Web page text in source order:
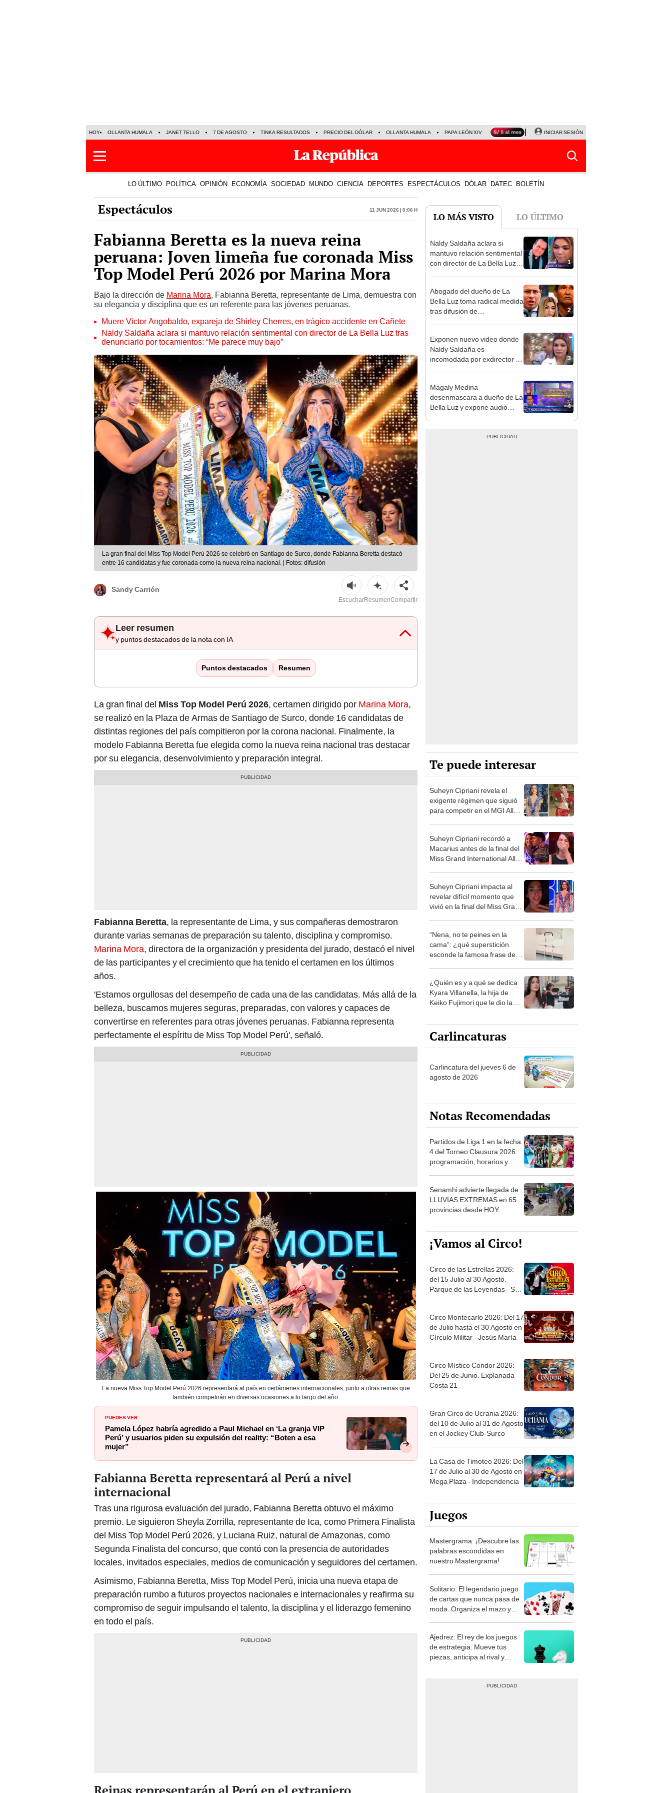
HOY OLLANTA HUMALA JANET TELLO 7 DE AGOSTO TINKA RESULTADOS PRECIO DEL DÓLAR OLLANTA HUMALA PAPA LEÓN XIV NALDY SALDAÑA LA BELLA LUZ
INICIAR SESIÓN
LO ÚLTIMO POLÍTICA OPINIÓN ECONOMÍA SOCIEDAD MUNDO CIENCIA DEPORTES ESPECTÁCULOS DÓLAR DATEC BOLETÍN
Espectáculos 11 Jun 2026 | 0:06 h
Fabianna Beretta es la nueva reina
peruana: Joven limeña fue coronada Miss
Top Model Perú 2026 por Marina Mora
Bajo la dirección de Marina Mora, Fabianna Beretta, representante de Lima, demuestra con
su elegancia y disciplina que es un referente para las jóvenes peruanas.
Muere Víctor Angobaldo, expareja de Shirley Cherres, en trágico accidente en Cañete
Naldy Saldaña aclara si mantuvo relación sentimental con director de La Bella Luz tras
denunciarlo por tocamientos: “Me parece muy bajo”
La gran final del Miss Top Model Perú 2026 se celebró en Santiago de Surco, donde Fabianna Beretta destacó
entre 16 candidatas y fue coronada como la nueva reina nacional. | Fotos: difusión
Sandy Carrión
EscucharResumenCompartir
Leer resumen
y puntos destacados de la nota con IA
Puntos destacados Resumen
La gran final del Miss Top Model Perú 2026, certamen dirigido por Marina Mora,
se realizó en la Plaza de Armas de Santiago de Surco, donde 16 candidatas de
distintas regiones del país compitieron por la corona nacional. Finalmente, la
modelo Fabianna Beretta fue elegida como la nueva reina nacional tras destacar
por su elegancia, desenvolvimiento y preparación integral.
Fabianna Beretta, la representante de Lima, y sus compañeras demostraron
durante varias semanas de preparación su talento, disciplina y compromiso.
Marina Mora, directora de la organización y presidenta del jurado, destacó el nivel
de las participantes y el crecimiento que ha tenido el certamen en los últimos
años.
'Estamos orgullosas del desempeño de cada una de las candidatas. Más allá de la
belleza, buscamos mujeres seguras, preparadas, con valores y capaces de
convertirse en referentes para otras jóvenes peruanas. Fabianna representa
perfectamente el espíritu de Miss Top Model Perú', señaló.
La nueva Miss Top Model Perú 2026 representará al país en certámenes internacionales, junto a otras reinas que
también competirán en diversas ocasiones a lo largo del año.
PUEDES VER:
Pamela López habría agredido a Paul Michael en ‘La granja VIP
Perú’ y usuarios piden su expulsión del reality: “Boten a esa
mujer”
Fabianna Beretta representará al Perú a nivel
internacional
Tras una rigurosa evaluación del jurado, Fabianna Beretta obtuvo el máximo
premio. Le siguieron Sheyla Zorrilla, representante de Ica, como Primera Finalista
del Miss Top Model Perú 2026, y Luciana Ruiz, natural de Amazonas, como
Segunda Finalista del concurso, que contó con la presencia de autoridades
locales, invitados especiales, medios de comunicación y seguidores del certamen.
Asimismo, Fabianna Beretta, Miss Top Model Perú, inicia una nueva etapa de
preparación rumbo a futuros proyectos nacionales e internacionales y reafirma su
compromiso de seguir impulsando el talento, la disciplina y el liderazgo femenino
en todo el país.
LO MÁS VISTO LO ÚLTIMO
1
Naldy Saldaña aclara si
mantuvo relación sentimental
con director de La Bella Luz
bajo”
2
Abogado del dueño de La
Bella Luz toma radical medida
tras difusión de
3
Exponen nuevo video donde
Naldy Saldaña es
incomodada por exdirector de
4
Magaly Medina
desenmascara a dueño de La
Bella Luz y expone audio
Te puede interesar
Suheyn Cipriani revela el
exigente régimen que siguió
para competir en el MGI All
Suheyn Cipriani recordó a
Macarius antes de la final del
Miss Grand International All
Suheyn Cipriani impacta al
revelar difícil momento que
vivió en la final del Miss Grand
“Nena, no te peines en la
cama”: ¿qué superstición
esconde la famosa frase de
¿Quién es y a qué se dedica
Kyara Villanella, la hija de
Keiko Fujimori que le dio la
Carlincaturas
Carlincatura del jueves 6 de
agosto de 2026
Notas Recomendadas
Partidos de Liga 1 en la fecha
4 del Torneo Clausura 2026:
programación, horarios y
Senamhi advierte llegada de
LLUVIAS EXTREMAS en 65
provincias desde HOY
¡Vamos al Circo!
Circo de las Estrellas 2026:
del 15 Julio al 30 Agosto.
Parque de las Leyendas - San
Circo Montecarlo 2026: Del 17
de Julio hasta el 30 Agosto en
Círculo Militar - Jesús María
Circo Místico Condor 2026:
Del 25 de Junio. Explanada
Costa 21
Gran Circo de Ucrania 2026:
del 10 de Julio al 31 de Agosto
en el Jockey Club-Surco
La Casa de Timoteo 2026: Del
17 de Julio al 30 de Agosto en
Mega Plaza - Independencia
Juegos
Mastergrama: ¡Descubre las
palabras escondidas en
nuestro Mastergrama!
Solitario: El legendario juego
de cartas que nunca pasa de
moda. Organiza el mazo y
Ajedrez: El rey de los juegos
de estrategia. Mueve tus
piezas, anticipa al rival y